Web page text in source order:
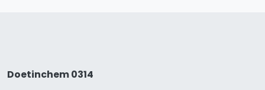
Doetinchem 0314